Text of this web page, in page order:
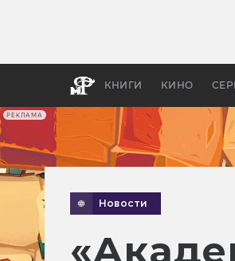
РЕКЛАМА
КНИГИ КИНО
Новости